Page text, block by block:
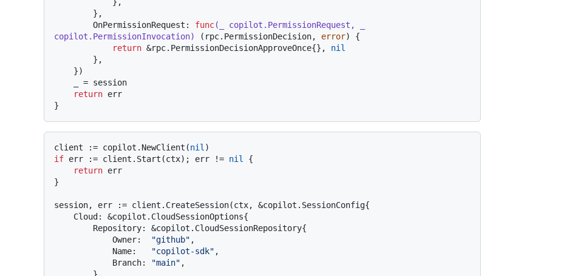
        OnPermissionRequest:
func(_ copilot.PermissionRequest, _
copilot.PermissionInvocation)
(rpc.PermissionDecision, error) {
return &rpc.PermissionDecisionApproveOnce{}, nil
return err
client := copilot.NewClient(nil
if err := client.Start(ctx); err != nil {
return err
}
session, err := client.CreateSession(ctx, &copilot.SessionConfig{
            Owner:
"github" ,
            Name:
"copilot-sdk" ,
            Branch:
"main" ,